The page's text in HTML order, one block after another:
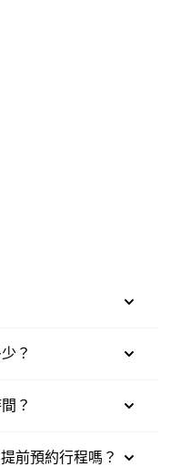
？
？
前預約行程嗎？